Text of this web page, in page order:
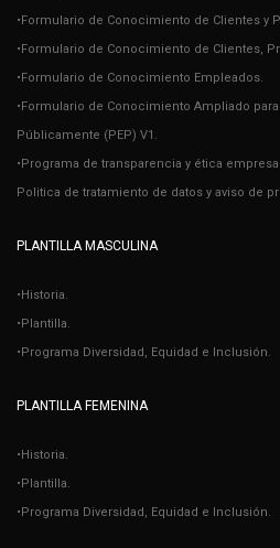
•Formulario de Conocimiento de Clientes y
•Formulario de Conocimiento de Clientes,
•Formulario de Conocimiento Empleados.
•Formulario de Conocimiento Ampliado
Públicamente (PEP) V1.
•Programa de transparencia y ética
Politica de tratamiento de datos y aviso de
PLANTILLA MASCULINA
•Historia.
•Plantilla.
•Programa Diversidad, Equidad e Inclusión.
PLANTILLA FEMENINA
•Historia.
•Plantilla.
•Programa Diversidad, Equidad e Inclusión.